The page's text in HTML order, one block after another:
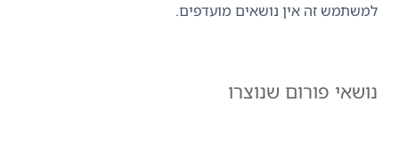
למשתמש זה אין נושאים מועדפים.
נושאי פורום שנוצרו